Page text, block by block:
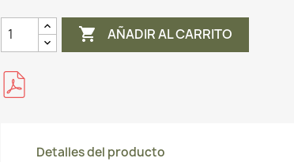
 AÑADIR AL CARRITO
Detalles del producto